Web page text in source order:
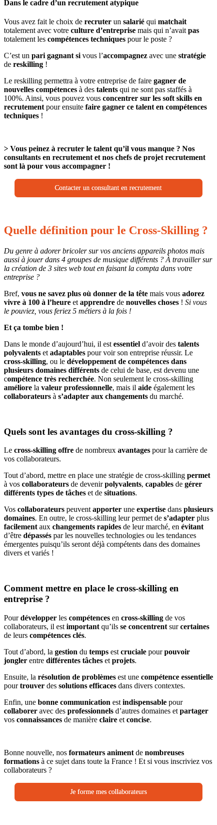
Dans le cadre d’un recrutement atypique
Vous avez fait le choix de recruter un salarié qui matchait
totalement avec votre culture d’entreprise mais qui n’avait pas
totalement les compétences techniques pour le poste ?
C’est un pari gagnant si vous l’accompagnez avec une stratégie
de reskilling !
Le reskilling permettra à votre entreprise de faire gagner de
nouvelles compétences à des talents qui ne sont pas staffés à
100%. Ainsi, vous pouvez vous concentrer sur les soft skills en
recrutement pour ensuite faire gagner ce talent en compétences
techniques !
> Vous peinez à recruter le talent qu’il vous manque ? Nos
consultants en recrutement et nos chefs de projet recrutement
sont là pour vous accompagner !
Contacter un consultant en recrutement
Quelle définition pour le Cross-Skilling ?
Du genre à adorer bricoler sur vos anciens appareils photos mais
aussi à jouer dans 4 groupes de musique différents ? À travailler sur
la création de 3 sites web tout en faisant la compta dans votre
entreprise ?
Bref, vous ne savez plus où donner de la tête mais vous adorez
vivre à 100 à l’heure et apprendre de nouvelles choses ! Si vous
le pouviez, vous feriez 5 métiers à la fois !
Et ça tombe bien !
Dans le monde d’aujourd’hui, il est essentiel d’avoir des talents
polyvalents et adaptables pour voir son entreprise réussir. Le
cross-skilling, ou le développement de compétences dans
plusieurs domaines différents de celui de base, est devenu une
compétence très recherchée. Non seulement le cross-skilling
améliore la valeur professionnelle, mais il aide également les
collaborateurs à s’adapter aux changements du marché.
Quels sont les avantages du cross-skilling ?
Le cross-skilling offre de nombreux avantages pour la carrière de
vos collaborateurs.
Tout d’abord, mettre en place une stratégie de cross-skilling permet
à vos collaborateurs de devenirpolyvalents, capables de gérer
différents types de tâches et de situations.
Vos collaborateurs peuvent apporter une expertise dans plusieurs
domaines. En outre, le cross-skilling leur permet de s’adapter plus
facilement aux changements rapides de leur marché, en évitant
d’être dépassés par les nouvelles technologies ou les tendances
émergentes puisqu’ils seront déjà compétents dans des domaines
divers et variés !
Comment mettre en place le cross-skilling en
entreprise ?
Pourdévelopper les compétences en cross-skilling de vos
collaborateurs, il est important qu’ils se concentrent surcertaines
de leurs compétences clés.
Tout d’abord, la gestion du temps est cruciale pourpouvoir
jongler entre différentes tâches et projets.
Ensuite, la résolution de problèmes est une compétence essentielle
pourtrouver des solutions efficaces dans divers contextes.
Enfin, une bonne communication est indispensable pour
collaborer avec des professionnels d’autres domaines et partager
vos connaissances de manière claire et concise.
Bonne nouvelle, nos formateurs animent de nombreuses
formations à ce sujet dans toute la France ! Et si vous inscriviez vos
collaborateurs ?
Je forme mes collaborateurs